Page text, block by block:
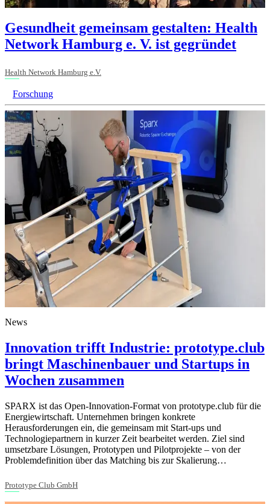
Gesundheit gemeinsam gestalten: Health
Network Hamburg e. V. ist gegründet
Health Network Hamburg e.V.
Forschung
News
Innovation trifft Industrie: prototype.club
bringt Maschinenbauer und Startups in
Wochen zusammen
SPARX ist das Open-Innovation-Format von prototype.club für die
Energiewirtschaft. Unternehmen bringen konkrete
Herausforderungen ein, die gemeinsam mit Start-ups und
Technologiepartnern in kurzer Zeit bearbeitet werden. Ziel sind
umsetzbare Lösungen, Prototypen und Pilotprojekte – von der
Problemdefinition über das Matching bis zur Skalierung…
Prototype Club GmbH